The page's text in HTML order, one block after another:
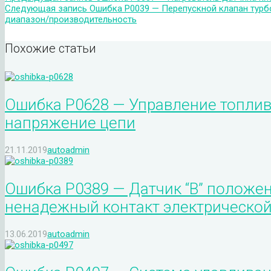
Следующая запись Ошибка P0039 — Перепускной клапан
диапазон/производительность
Похожие статьи
Ошибка P0628 — Управление
напряжение цепи
21.11.2019autoadmin
Ошибка P0389 — Датчик “B”
ненадежный контакт
13.06.2019autoadmin